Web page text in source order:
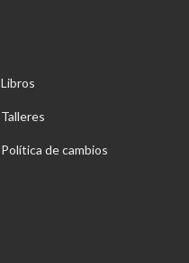
Libros
Talleres
Política de cambios